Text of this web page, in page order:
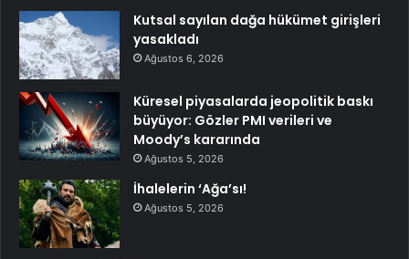
Kutsal sayılan dağa hükümet girişleri
yasakladı
Ağustos 6, 2026
Küresel piyasalarda jeopolitik baskı
büyüyor: Gözler PMI verileri ve
Moody’s kararında
Ağustos 5, 2026
İhalelerin ‘Ağa’sı!
Ağustos 5, 2026